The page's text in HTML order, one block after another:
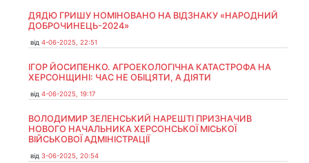
ДЯДЮ ГРИШУ НОМІНОВАНО НА ВІДЗНАКУ «НАРОДНИЙ
ДОБРОЧИНЕЦЬ-2024»
від 4-06-2025, 22:51
ІГОР ЙОСИПЕНКО. АГРОЕКОЛОГІЧНА КАТАСТРОФА НА
ХЕРСОНЩИНІ: ЧАС НЕ ОБІЦЯТИ, А ДІЯТИ
від 4-06-2025, 19:17
ВОЛОДИМИР ЗЕЛЕНСЬКИЙ НАРЕШТІ ПРИЗНАЧИВ
НОВОГО НАЧАЛЬНИКА ХЕРСОНСЬКОЇ МІСЬКОЇ
ВІЙСЬКОВОЇ АДМІНІСТРАЦІЇ
від 3-06-2025, 20:54